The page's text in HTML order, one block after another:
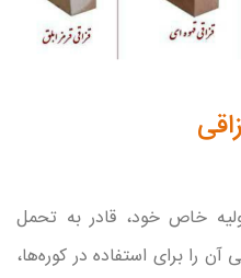
خاص خود، قادر به تحمل
را برای استفاده در کوره‌ها،